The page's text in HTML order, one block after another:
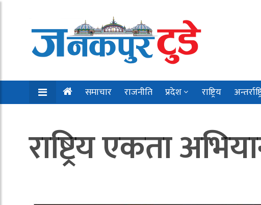
समाचार राजनीति प्रदेश राष्ट्रिय
राष्ट्रिय एकता